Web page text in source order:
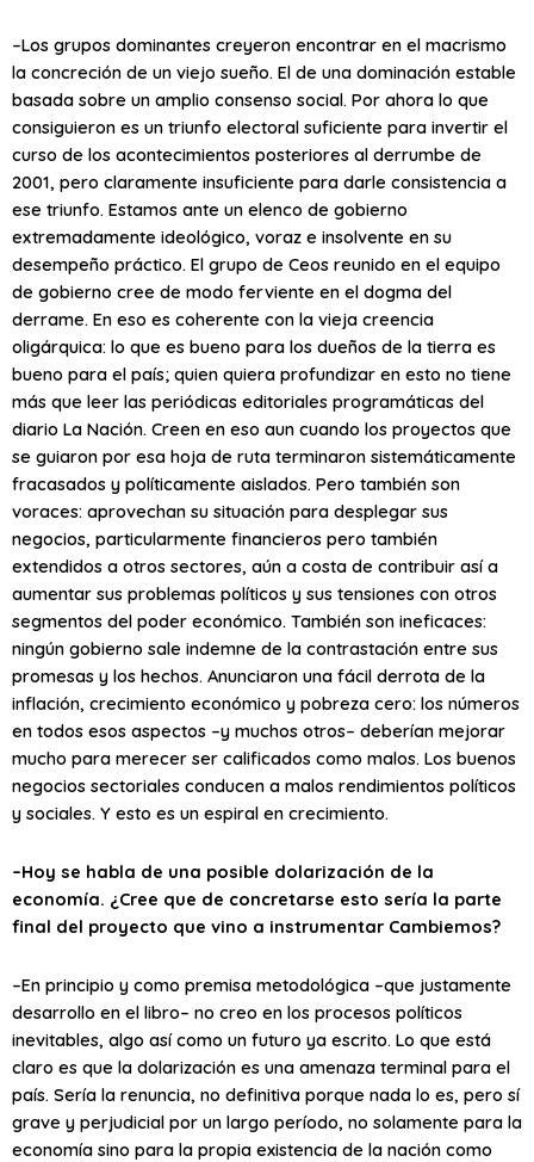
–Los grupos dominantes creyeron encontrar en el macrismo
la concreción de un viejo sueño. El de una dominación estable
basada sobre un amplio consenso social. Por ahora lo que
consiguieron es un triunfo electoral suficiente para invertir el
curso de los acontecimientos posteriores al derrumbe de
2001, pero claramente insuficiente para darle consistencia a
ese triunfo. Estamos ante un elenco de gobierno
extremadamente ideológico, voraz e insolvente en su
desempeño práctico. El grupo de Ceos reunido en el equipo
de gobierno cree de modo ferviente en el dogma del
derrame. En eso es coherente con la vieja creencia
oligárquica: lo que es bueno para los dueños de la tierra es
bueno para el país; quien quiera profundizar en esto no tiene
más que leer las periódicas editoriales programáticas del
diario La Nación. Creen en eso aun cuando los proyectos que
se guiaron por esa hoja de ruta terminaron sistemáticamente
fracasados y políticamente aislados. Pero también son
voraces: aprovechan su situación para desplegar sus
negocios, particularmente financieros pero también
extendidos a otros sectores, aún a costa de contribuir así a
aumentar sus problemas políticos y sus tensiones con otros
segmentos del poder económico. También son ineficaces:
ningún gobierno sale indemne de la contrastación entre sus
promesas y los hechos. Anunciaron una fácil derrota de la
inflación, crecimiento económico y pobreza cero: los números
en todos esos aspectos –y muchos otros– deberían mejorar
mucho para merecer ser calificados como malos. Los buenos
negocios sectoriales conducen a malos rendimientos políticos
y sociales. Y esto es un espiral en crecimiento.
–Hoy se habla de una posible dolarización de la
economía. ¿Cree que de concretarse esto sería la parte
final del proyecto que vino a instrumentar Cambiemos?
–En principio y como premisa metodológica –que justamente
desarrollo en el libro– no creo en los procesos políticos
inevitables, algo así como un futuro ya escrito. Lo que está
claro es que la dolarización es una amenaza terminal para el
país. Sería la renuncia, no definitiva porque nada lo es, pero sí
grave y perjudicial por un largo período, no solamente para la
economía sino para la propia existencia de la nación como